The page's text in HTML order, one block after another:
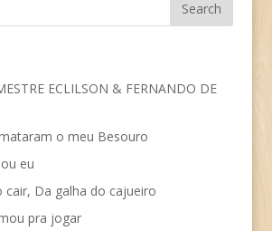
ECLILSON & FERNANDO DE
o meu Besouro
eu
cair, Da galha do cajueiro
pra jogar